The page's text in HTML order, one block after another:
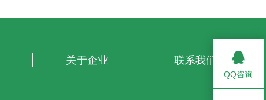
关于企业 联系我们
QQ咨询